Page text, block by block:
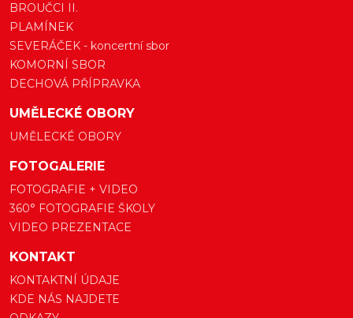
BROUČCI II.
PLAMÍNEK
SEVERÁČEK - koncertní sbor
KOMORNÍ SBOR
DECHOVÁ PŘÍPRAVKA
UMĚLECKÉ OBORY
UMĚLECKÉ OBORY
FOTOGALERIE
FOTOGRAFIE + VIDEO
360° FOTOGRAFIE ŠKOLY
VIDEO PREZENTACE
KONTAKT
KONTAKTNÍ ÚDAJE
KDE NÁS NAJDETE